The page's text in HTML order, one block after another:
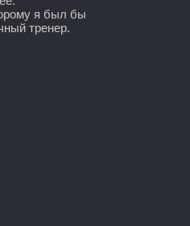
я был бы
тренер.